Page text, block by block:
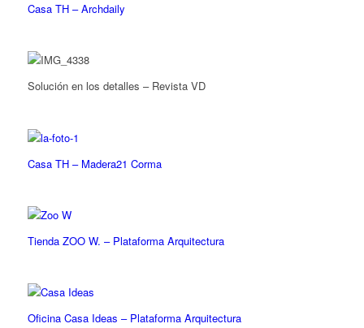
Casa TH – Archdaily
Solución en los detalles – Revista VD
Casa TH – Madera21 Corma
Tienda ZOO W. – Plataforma Arquitectura
Oficina Casa Ideas – Plataforma Arquitectura